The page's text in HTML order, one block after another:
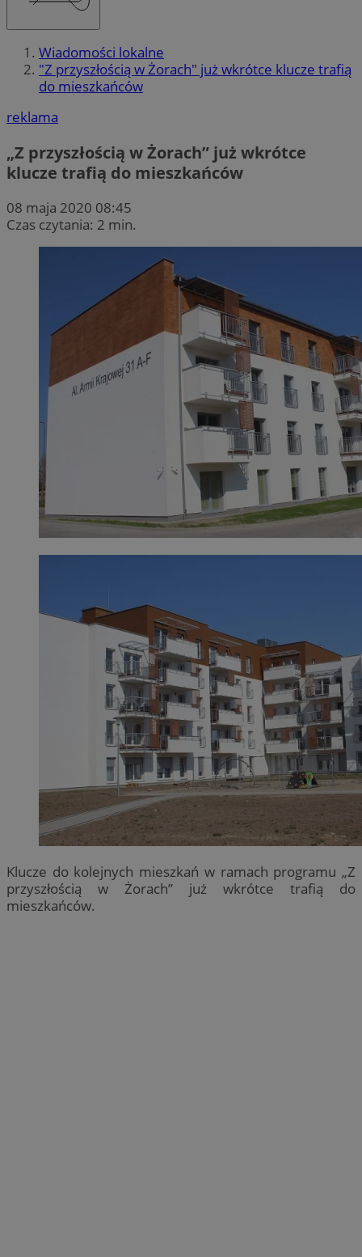
Wiadomości lokalne
"Z przyszłością w Żorach" już wkrótce klucze trafią
do mieszkańców
reklama
„Z przyszłością w Żorach” już wkrótce
klucze trafią do mieszkańców
08 maja 2020 08:45
Czas czytania: 2 min.
Klucze do kolejnych mieszkań w ramach programu „Z
przyszłością w Żorach” już wkrótce trafią do
mieszkańców.